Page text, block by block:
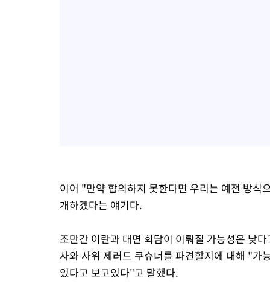
이어 "만약 합의하지 못한다면 우리는 예전 방
개하겠다는 얘기다.
조만간 이란과 대면 회담이 이뤄질 가능성은 낮
사와 사위 제러드 쿠슈너를 파견할지에 대해 "
있다고 보고있다"고 말했다.